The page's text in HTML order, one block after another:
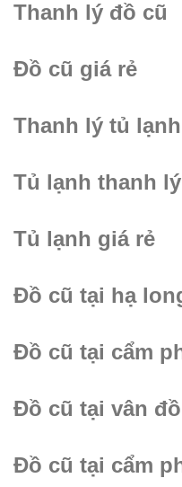
Thanh lý đồ cũ
Đồ cũ giá rẻ
Thanh lý tủ lạnh
Tủ lạnh thanh lý
Tủ lạnh giá rẻ
Đồ cũ tại hạ
Đồ cũ tại cẩm
Đồ cũ tại vân
Đồ cũ tại cẩm